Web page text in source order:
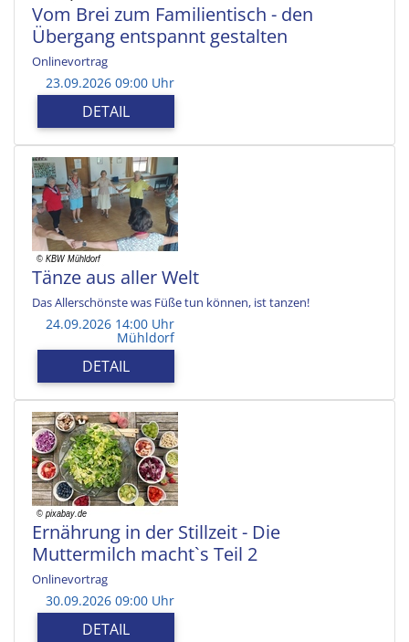
Vom Brei zum Familientisch - den
Übergang entspannt gestalten
Onlinevortrag
23.09.2026 09:00 Uhr
DETAIL
Tänze aus aller Welt
Das Allerschönste was Füße tun können, ist tanzen!
24.09.2026 14:00 Uhr
Mühldorf
DETAIL
Ernährung in der Stillzeit - Die
Muttermilch macht`s Teil 2
Onlinevortrag
30.09.2026 09:00 Uhr
DETAIL